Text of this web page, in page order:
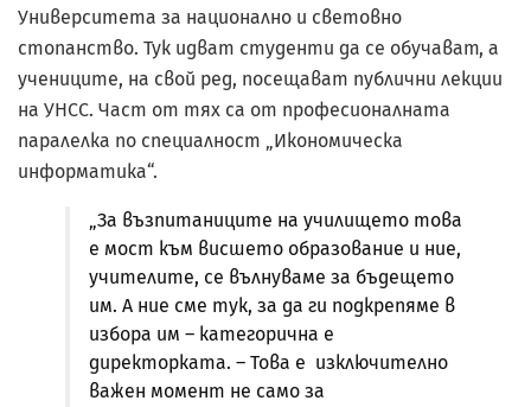
Университета за национално и световно
стопанство. Тук идват студенти да се обучават, а
учениците, на свой ред, посещават публични лекции
на УНСС. Част от тях са от професионалната
паралелка по специалност „Икономическа
информатика“.
„За възпитаниците на училището това
е мост към висшето образование и ние,
учителите, се вълнуваме за бъдещето
им. А ние сме тук, за да ги подкрепяме в
избора им – категорична е
директорката. – Това е изключително
важен момент не само за